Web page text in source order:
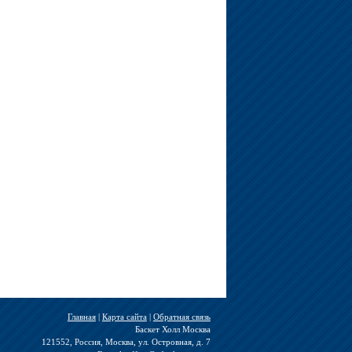
Главная| Карта сайта| Обратная связь
Баскет Холл Москва
121552, Россия, Москва, ул. Островная, д. 7